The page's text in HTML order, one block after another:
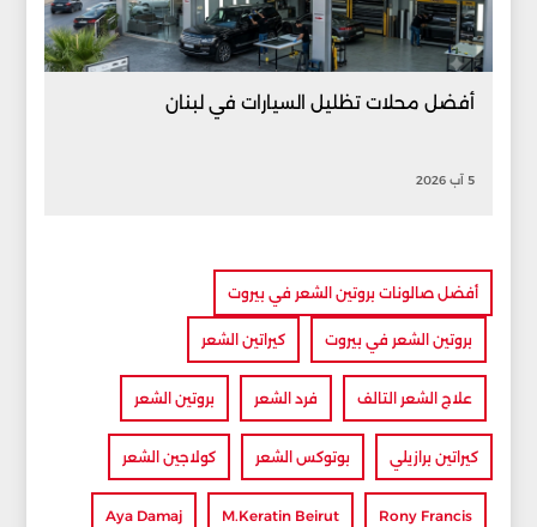
أفضل محلات تظليل السيارات في لبنان
5 آب 2026
أفضل صالونات بروتين الشعر في بيروت
بروتين الشعر في بيروت كيراتين الشعر
علاج الشعر التالف فرد الشعر بروتين الشعر
كيراتين برازيلي بوتوكس الشعر كولاجين الشعر
Rony Francis
M.Keratin Beirut
Aya Damaj